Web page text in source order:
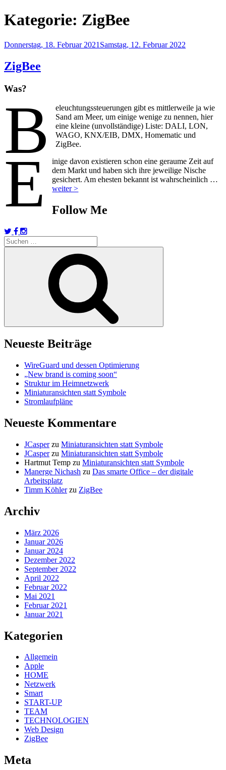
Kategorie: ZigBee
Veröffentlicht
Donnerstag, 18. Februar 2021 Samstag, 12. Februar 2022
ZigBee
Was?
B
eleuchtungssteuerungen gibt es mittlerweile ja wie
Sand am Meer, um einige wenige zu nennen, hier
eine kleine (unvollständige) Liste: DALI, LON,
WAGO, KNX/EIB, DMX, Homematic und
ZigBee.
E
inige davon existieren schon eine geraume Zeit auf
dem Markt und haben sich ihre jeweilige Nische
gesichert. Am ehesten bekannt ist wahrscheinlich …
weiter >
Follow Me
Suchen
nach:
Neueste Beiträge
WireGuard und dessen Optimierung
„New brand is coming soon“
Struktur im Heimnetzwerk
Miniaturansichten statt Symbole
Stromlaufpläne
Neueste Kommentare
JCasperzu Miniaturansichten statt Symbole
JCasperzu Miniaturansichten statt Symbole
Hartmut Temp zu Miniaturansichten statt Symbole
Manerge Nichash zu Das smarte Office – der digitale
Arbeitsplatz
Timm Köhlerzu ZigBee
Archiv
März 2026
Januar 2026
Januar 2024
Dezember 2022
September 2022
April 2022
Februar 2022
Mai 2021
Februar 2021
Januar 2021
Kategorien
Allgemein
Apple
HOME
Netzwerk
Smart
START-UP
TEAM
TECHNOLOGIEN
Web Design
ZigBee
Meta